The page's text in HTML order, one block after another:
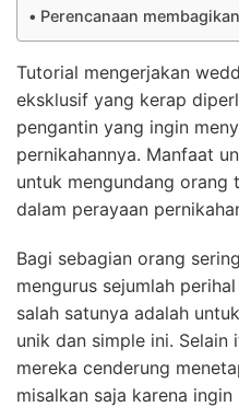
Perencanaan
Tutorial mengerjakan
eksklusif yang kerap
pengantin yang ingin
pernikahannya. Manfaat
untuk mengundang orang
dalam perayaan
Bagi sebagian orang
mengurus sejumlah
salah satunya adalah
unik dan simple ini.
mereka cenderung
misalkan saja karena